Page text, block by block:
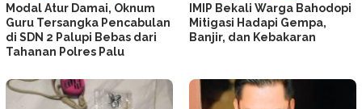
Modal Atur Damai, Oknum
Guru Tersangka Pencabulan
di SDN 2 Palupi Bebas dari
Tahanan Polres Palu
IMIP Bekali Warga Bahodopi
Mitigasi Hadapi Gempa,
Banjir, dan Kebakaran